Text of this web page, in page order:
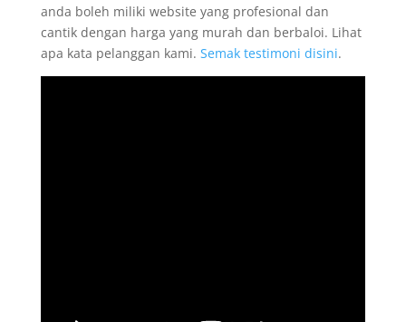
anda boleh miliki website yang profesional dan
cantik dengan harga yang murah dan berbaloi. Lihat
apa kata pelanggan kami. Semak testimoni disini.